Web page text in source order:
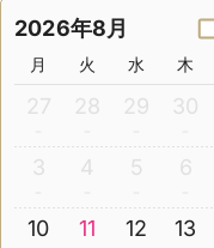
2026年8月
月 火 水 木
27 28 29 30
3 4 5 6
10 11 12 13